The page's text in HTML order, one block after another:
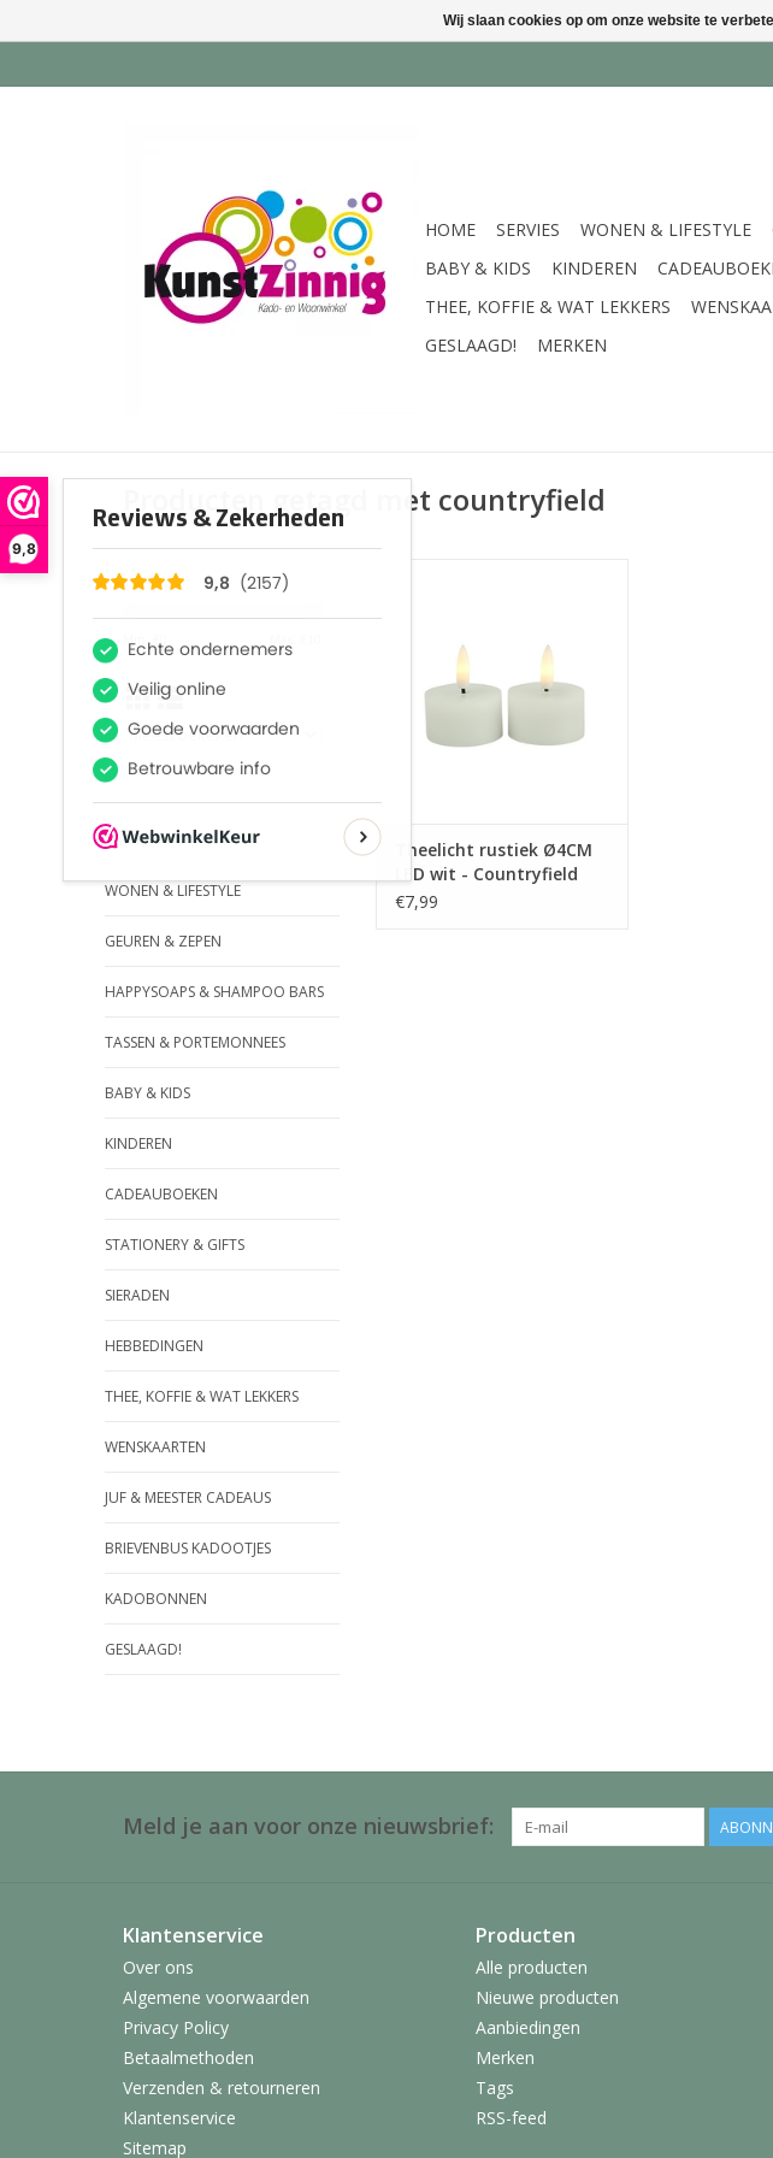
9,8
HOME SERVIES WONEN & LIFESTYLE
BABY & KIDS
KINDEREN
THEE, KOFFIE & WAT LEKKERS
GESLAAGD!
MERKEN
Producten getagd met countryfield
Min: €0
SERVIES
WONEN & LIFESTYLE
GEUREN & ZEPEN
HAPPYSOAPS & SHAMPOO BARS
TASSEN & PORTEMONNEES
BABY & KIDS
KINDEREN
CADEAUBOEKEN
STATIONERY & GIFTS
SIERADEN
HEBBEDINGEN
THEE, KOFFIE & WAT LEKKERS
WENSKAARTEN
JUF & MEESTER CADEAUS
BRIEVENBUS KADOOTJES
KADOBONNEN
GESLAAGD!
Niet van echt te onderscheiden
Gemaakt van wax
Veiliger in gebruik
TOEVOEGEN AAN WINKELWAGEN
Theelicht rustiek Ø4CM
LED wit - Countryfield
€7,99
Meld je aan voor onze nieuwsbrief:
Klantenservice
Over ons
Algemene voorwaarden
Privacy Policy
Betaalmethoden
Verzenden & retourneren
Klantenservice
Sitemap
Producten
Alle producten
Nieuwe producten
Aanbiedingen
Merken
Tags
RSS-feed
Wij slaan cookies op om onze website te